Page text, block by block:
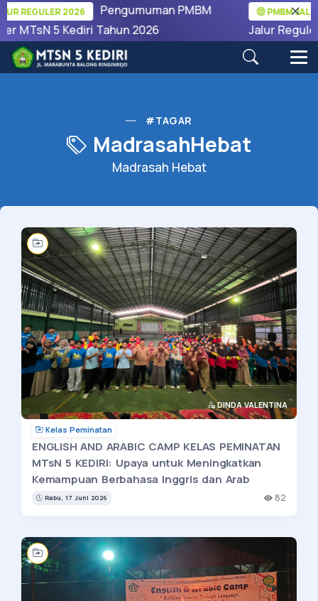
REGULER 2026
Pengumuman PMBM
5 Kediri Tahun 2026
PMBM JALUR
Jalur Reguler
#TAGAR
MadrasahHebat
Madrasah Hebat
DINDA VALENTINA
Kelas Peminatan
ENGLISH AND ARABIC CAMP KELAS PEMINATAN
MTsN 5 KEDIRI: Upaya untuk Meningkatkan
Kemampuan Berbahasa Inggris dan Arab
Rabu, 17 Juni 2026 82